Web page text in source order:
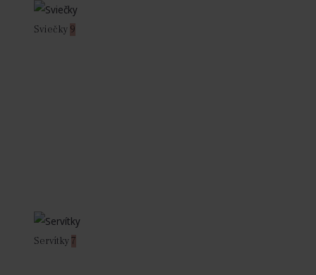
Sviečky 9
Servítky7